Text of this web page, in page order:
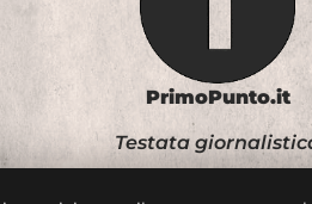
PrimoPunto.it
Testata